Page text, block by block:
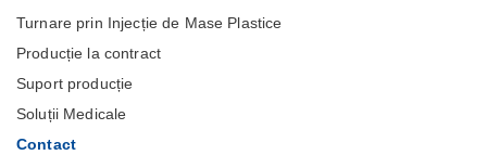
Turnare prin Injecție de Mase Plastice
Producție la contract
Suport producție
Soluții Medicale
Contact